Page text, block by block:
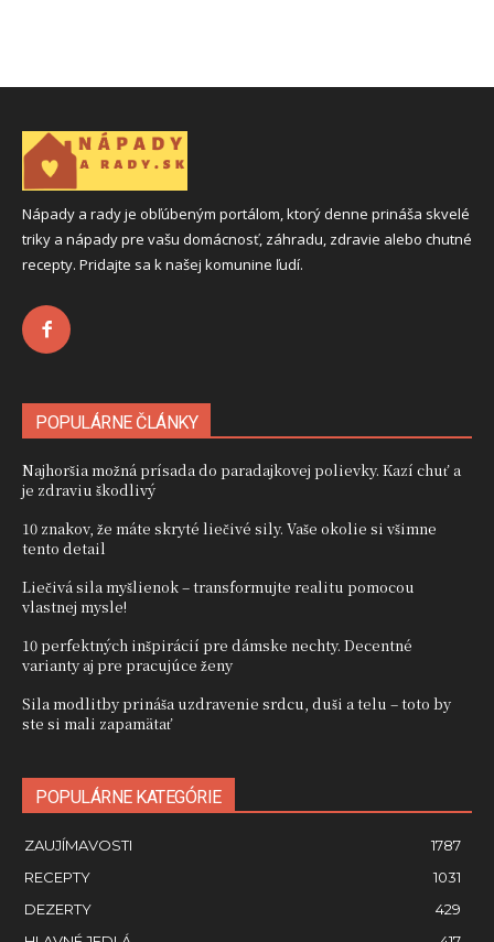
Nápady a rady je obľúbeným portálom, ktorý denne prináša skvelé
triky a nápady pre vašu domácnosť, záhradu, zdravie alebo chutné
recepty. Pridajte sa k našej komunine ľudí.
POPULÁRNE ČLÁNKY
Najhoršia možná prísada do paradajkovej polievky. Kazí chuť a
je zdraviu škodlivý
10 znakov, že máte skryté liečivé sily. Vaše okolie si všimne
tento detail
Liečivá sila myšlienok – transformujte realitu pomocou
vlastnej mysle!
10 perfektných inšpirácií pre dámske nechty. Decentné
varianty aj pre pracujúce ženy
Sila modlitby prináša uzdravenie srdcu, duši a telu – toto by
ste si mali zapamätať
POPULÁRNE KATEGÓRIE
ZAUJÍMAVOSTI
1787
RECEPTY
1031
DEZERTY
429